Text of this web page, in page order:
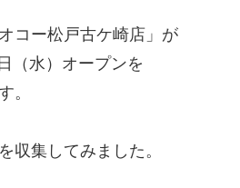
コー松戸古ケ崎店」が
（水）オープンを
。
収集してみました。